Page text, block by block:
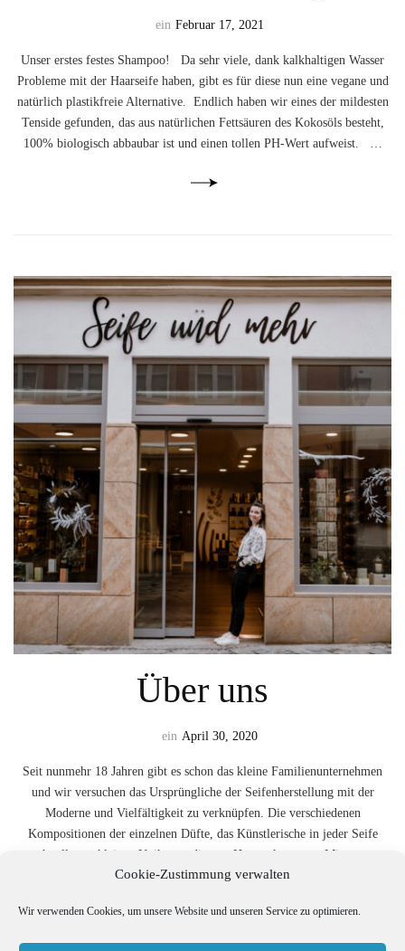
Cookie-Zustimmung verwalten
Wir verwenden Cookies, um unsere Website und unseren Service zu optimieren.
ein Februar 17, 2021
Unser erstes festes Shampoo! ⁣⁣ ⁣⁣ Da sehr viele, dank kalkhaltigen Wasser
Probleme mit der Haarseife haben, gibt es für diese nun eine vegane und
natürlich plastikfreie Alternative.⁣⁣ ⁣⁣ Endlich haben wir eines der mildesten
Tenside gefunden, das aus natürlichen Fettsäuren des Kokosöls besteht,
100% biologisch abbaubar ist und einen tollen PH-Wert aufweist. ⁣⁣ ⁣ …
Über uns
ein April 30, 2020
Seit nunmehr 18 Jahren gibt es schon das kleine Familienunternehmen
und wir versuchen das Ursprüngliche der Seifenherstellung mit der
Moderne und Vielfältigkeit zu verknüpfen. Die verschiedenen
Kompositionen der einzelnen Düfte, das Künstlerische in jeder Seife
macht alles zu kleinen Unikaten, die von Herzen kommen. Mit unserer
kleinen Seifenmanufaktur spiegeln wir die Leidenschaft zum Handwerk